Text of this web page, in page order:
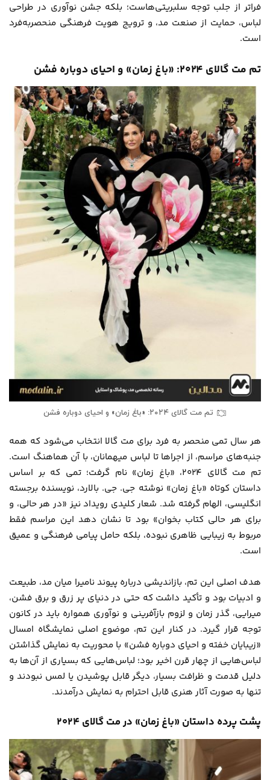
فراتر از جلب توجه سلبریتی‌هاست؛ بلکه جشن نوآوری در طراحی
لباس، حمایت از صنعت مد، و ترویج هویت فرهنگی منحصربه‌فرد
است.
تم مت گالای ۲۰۲۴: «باغ زمان» و احیای دوباره فشن
تم مت گالای ۲۰۲۴: «باغ زمان» و احیای دوباره فشن
هر سال تمی منحصر به فرد برای مت گالا انتخاب می‌شود که همه
جنبه‌های مراسم، از اجراها تا لباس میهمانان، با آن هماهنگ است.
تم مت گالای ۲۰۲۴، «باغ زمان» نام گرفت؛ تمی که بر اساس
داستان کوتاه «باغ زمان» نوشته جی. جی. بالارد، نویسنده برجسته
انگلیسی، الهام گرفته شد. شعار کلیدی رویداد نیز «در هر حالی، و
برای هر حالی کتاب بخوان» بود تا نشان دهد این مراسم فقط
مربوط به زیبایی ظاهری نبوده، بلکه حامل پیامی فرهنگی و عمیق
است.
هدف اصلی این تم، بازاندیشی درباره پیوند نامیرا میان مد، طبیعت
و ادبیات بود و تأکید داشت که حتی در دنیای پر زرق و برق فشن،
میرایی، گذر زمان و لزوم بازآفرینی و نوآوری همواره باید در کانون
توجه قرار گیرد. در کنار این تم، موضوع اصلی نمایشگاه امسال
«زیبایان خفته و احیای دوباره فشن» با محوریت به نمایش گذاشتن
لباس‌هایی از چهار قرن اخیر بود؛ لباس‌هایی که بسیاری از آن‌ها به
دلیل قدمت و ظرافت بسیار، دیگر قابل پوشیدن یا لمس نبودند و
تنها به صورت آثار هنری قابل احترام به نمایش درآمدند.
پشت پرده داستان «باغ زمان» در مت گالای ۲۰۲۴